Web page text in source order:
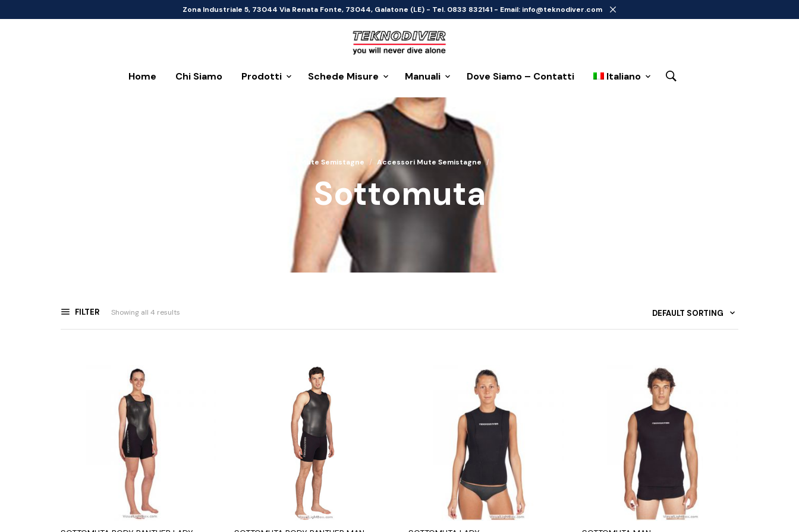
Zona Industriale 5, 73044 Via Renata Fonte, 73044, Galatone (LE) - Tel. 0833 832141 - Email: info@teknodiver.com
Home Chi Siamo Prodotti Schede Misure Manuali Dove Siamo – Contatti Italiano
Mute Semistagne / Accessori Mute Semistagne /
Sottomuta
FILTER Showing all 4 results DEFAULT SORTING